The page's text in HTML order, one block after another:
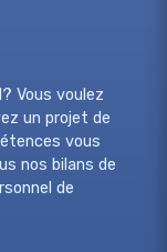
Vous voulez
un projet de
vous
nos bilans de
de